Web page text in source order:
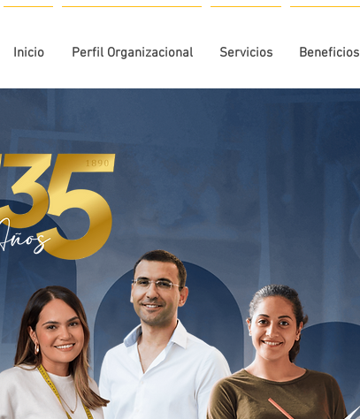
Inicio Perfil Organizacional Servicios Beneficios